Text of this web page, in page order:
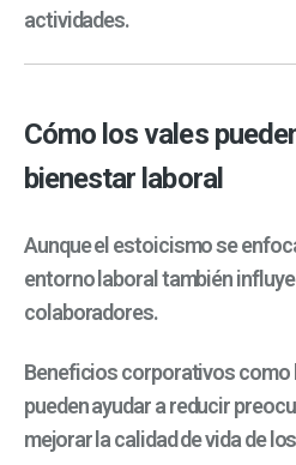
actividades.
Cómo los vales
bienestar laboral
Aunque el estoicismo se
entorno laboral también
colaboradores.
Beneficios corporativos
pueden ayudar a reducir
mejorar la calidad de vida de